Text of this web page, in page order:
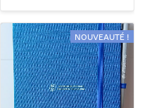
NOUVEAUTÉ !